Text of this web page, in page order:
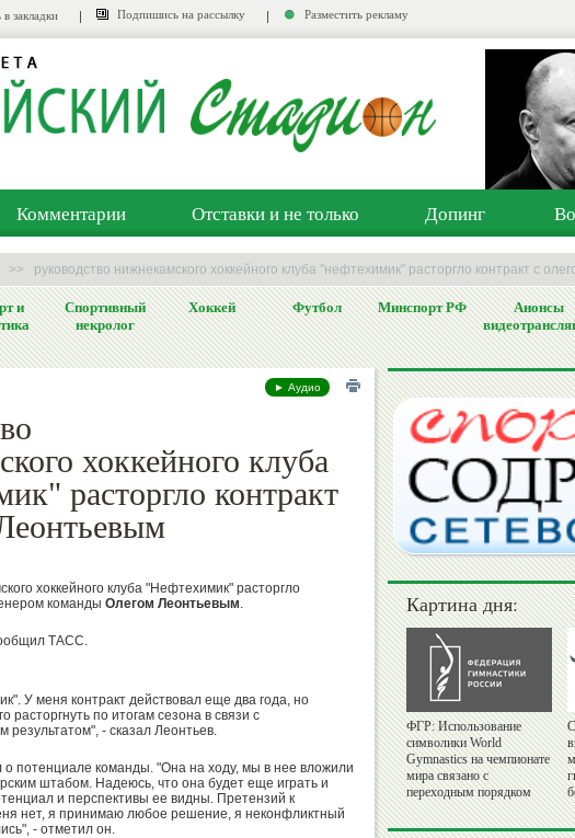
закладки Подпишись на рассылку Разместить рекламу
Комментарии Отставки и не только Допинг
>> руководство нижнекамского хоккейного клуба "нефтехимик" расторгло контракт с
и
Спортивный
некролог
Хоккей Футбол Минспорт РФ
Анонсы
► Аудио
хоккейного клуба
расторгло контракт
хоккейного клуба "Нефтехимик" расторгло
команды Олегом Леонтьевым.
ТАСС.
У меня контракт действовал еще два года, но
расторгнуть по итогам сезона в связи с
результатом", - сказал Леонтьев.
о потенциале команды. "Она на ходу, мы в нее вложили
штабом. Надеюсь, что она будет еще играть и
и перспективы ее видны. Претензий к
нет, я принимаю любое решение, я неконфликтный
- отметил он.
Картина дня:
ФГР: Использование
символики World
Gymnastics на чемпионате
мира связано с
переходным порядком